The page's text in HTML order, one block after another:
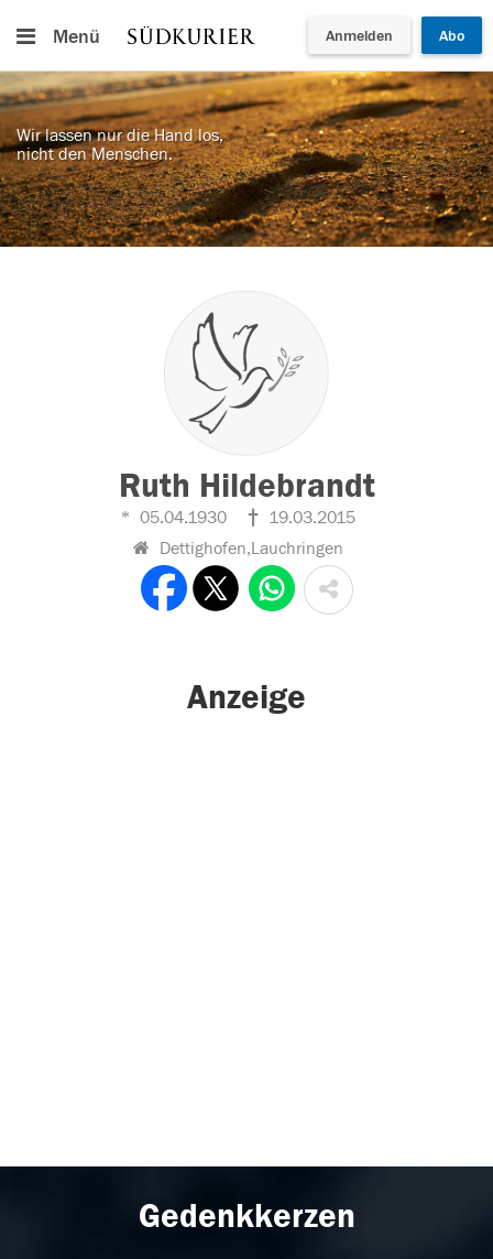
Menü Anmelden Abo
Wir lassen nur die Hand los,
nicht den Menschen.
Ruth Hildebrandt
05.04.1930
19.03.2015
Dettighofen,Lauchringen
Anzeige
Gedenkkerzen